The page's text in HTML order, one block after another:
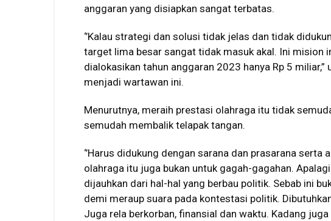
anggaran yang disiapkan sangat terbatas.
‘’Kalau strategi dan solusi tidak jelas dan tidak
target lima besar sangat tidak masuk akal. Ini mision
dialokasikan tahun anggaran 2023 hanya Rp 5
menjadi wartawan ini.
Menurutnya, meraih prestasi olahraga itu tidak
semudah membalik telapak tangan.
‘’Harus didukung dengan sarana dan prasarana serta
olahraga itu juga bukan untuk gagah-gagahan.
dijauhkan dari hal-hal yang berbau politik. Sebab ini
demi meraup suara pada kontestasi politik.
Juga rela berkorban, finansial dan waktu. Kadang juga